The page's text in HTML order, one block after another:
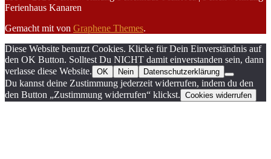
Ferienhaus Kanaren
Gemacht mit von Graphene Themes.
Diese Website benutzt Cookies. Klicke für Dein Einverständnis auf
den OK Button. Solltest Du NICHT damit einverstanden sein, dann
verlasse diese Website. OK Nein Datenschutzerklärung
Du kannst deine Zustimmung jederzeit widerrufen, indem du den
den Button „Zustimmung widerrufen“ klickst. Cookies widerrufen